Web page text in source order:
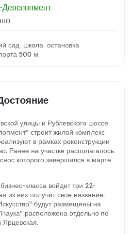
Девелопмент
сад школа остановка
500 м.
улицы и Рублевского шоссе
строит жилой комплекс
в рамках реконструкции
Ранее на участке располагалось
которого завершился в марте
класса войдет три 22-
из них получит свое название.
будут размещены на
расположена отдельно по
Ярцевская.